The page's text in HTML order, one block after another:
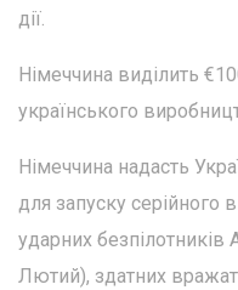
дії.
Німеччина виділить
українського
Німеччина надасть
для запуску серійного
ударних
Лютий), здатних